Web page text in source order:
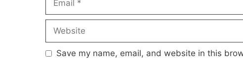
Save my name, email, and website in this